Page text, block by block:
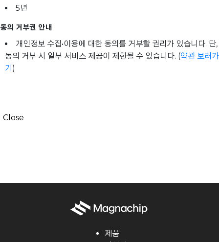
5년
동의 거부권 안내
개인정보 수집•이용에 대한 동의를 거부할 권리가 있습니다. 단,
동의 거부 시 일부 서비스 제공이 제한될 수 있습니다. (약관 보러가
기 )
Close
제품